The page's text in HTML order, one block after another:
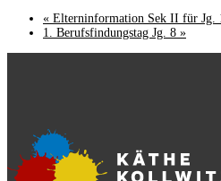
« Elterninformation Sek II für Jg.
1. Berufsfindungstag Jg. 8 »